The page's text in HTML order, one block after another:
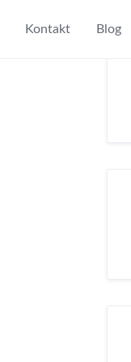
Kontakt Blog